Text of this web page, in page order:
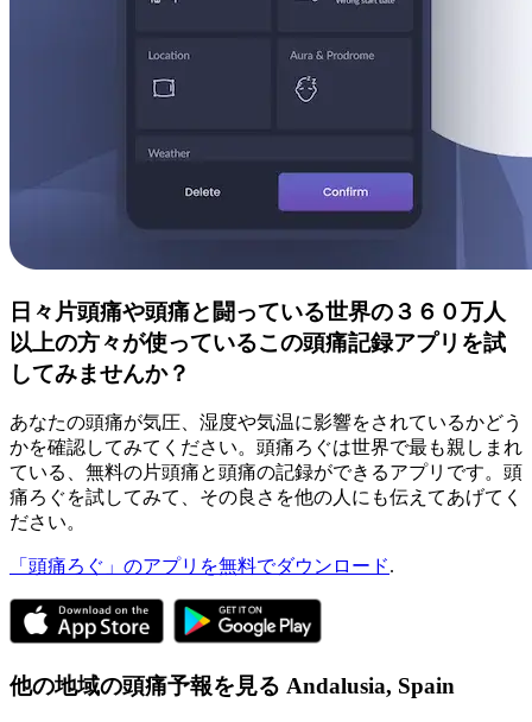
日々片頭痛や頭痛と闘っている世界の３６０万人
以上の方々が使っているこの頭痛記録アプリを試
してみませんか？
あなたの頭痛が気圧、湿度や気温に影響をされているかどう
かを確認してみてください。頭痛ろぐは世界で最も親しまれ
ている、無料の片頭痛と頭痛の記録ができるアプリです。頭
痛ろぐを試してみて、その良さを他の人にも伝えてあげてく
ださい。
「頭痛ろぐ」のアプリを無料でダウンロード.
他の地域の頭痛予報を見る Andalusia, Spain